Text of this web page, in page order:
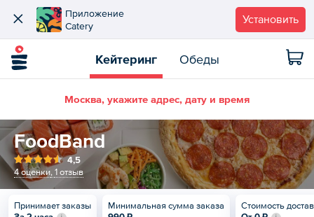
Приложение
Catery
Установить
Кейтеринг Обеды
Москва, укажите адрес, дату и время
FoodBand
4,5
4 оценки, 1 отзыв
Принимает заказы
Минимальная сумма заказа
Стоимость